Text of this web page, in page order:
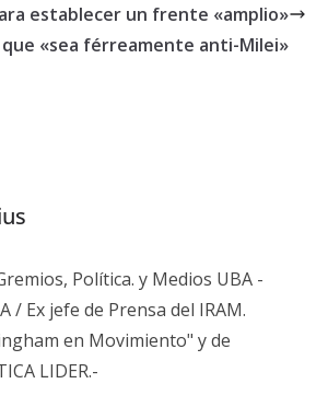
establecer un frente «amplio»
que «sea férreamente anti-Milei»
Política. y Medios UBA -
/ Ex jefe de Prensa del IRAM.
en Movimiento" y de
LIDER.-